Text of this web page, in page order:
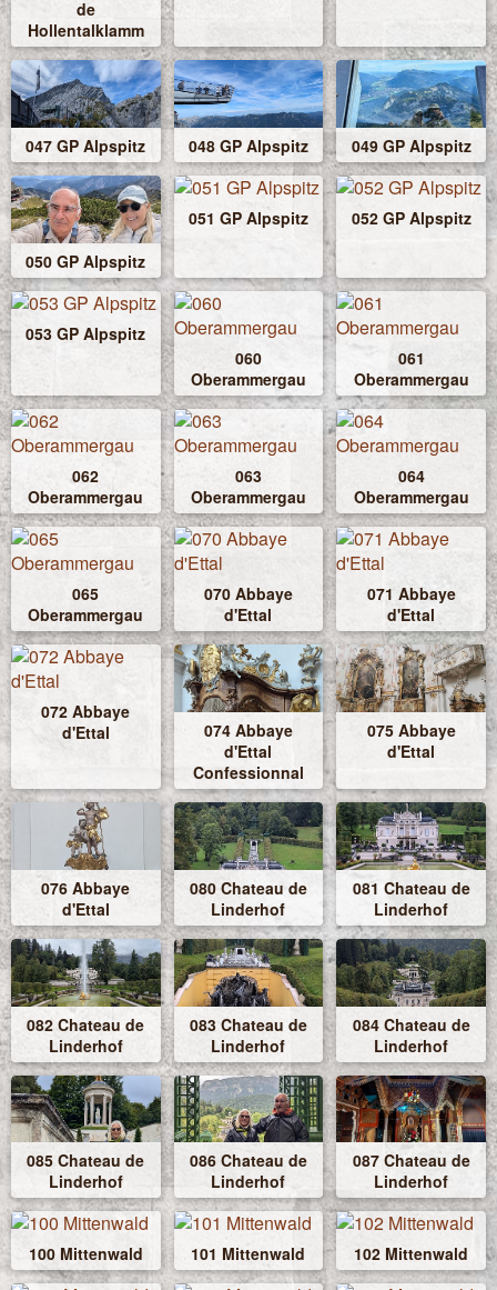
de
Hollentalklamm
047 GP Alpspitz 048 GP Alpspitz 049 GP Alpspitz
050 GP Alpspitz
051 GP Alpspitz 052 GP Alpspitz
053 GP Alpspitz
060
Oberammergau
061
Oberammergau
062
Oberammergau
063
Oberammergau
064
Oberammergau
065
Oberammergau
070 Abbaye
d'Ettal
071 Abbaye
d'Ettal
072 Abbaye
d'Ettal
074 Abbaye
d'Ettal
Confessionnal
075 Abbaye
d'Ettal
076 Abbaye
d'Ettal
080 Chateau de
Linderhof
081 Chateau de
Linderhof
082 Chateau de
Linderhof
083 Chateau de
Linderhof
084 Chateau de
Linderhof
085 Chateau de
Linderhof
086 Chateau de
Linderhof
087 Chateau de
Linderhof
100 Mittenwald 101 Mittenwald 102 Mittenwald